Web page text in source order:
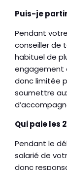
Puis-je
Pendant
conseiller de
habituel de
engagement
donc limitée
soumettre
Qui paie les
Pendant le
salarié de
donc